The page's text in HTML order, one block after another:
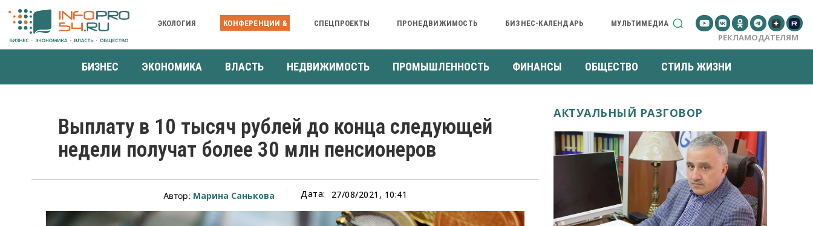
ЭКОЛОГИЯ КОНФЕРЕНЦИИ & СПЕЦПРОЕКТЫ ПРОНЕДВИЖИМОСТЬ БИЗНЕС-КАЛЕНДАРЬ МУЛЬТИМЕДИА
РЕКЛАМОДАТЕЛЯМ
БИЗНЕС ЭКОНОМИКА ВЛАСТЬ НЕДВИЖИМОСТЬ ПРОМЫШЛЕННОСТЬ ФИНАНСЫ ОБЩЕСТВО СТИЛЬ ЖИЗНИ
Выплату в 10 тысяч рублей до конца следующей
недели получат более 30 млн пенсионеров
Автор: Марина Санькова Дата: 27/08/2021, 10:41
АКТУАЛЬНЫЙ РАЗГОВОР